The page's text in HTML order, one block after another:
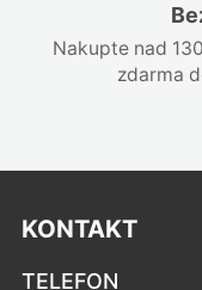
Nakupte nad
zdarma
KONTAKT
TELEFON